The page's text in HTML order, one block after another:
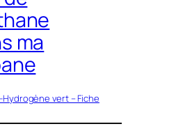
ma
vert – Fiche